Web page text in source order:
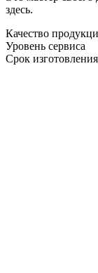
здесь.
Качество
Уровень сервиса
Срок изготовления